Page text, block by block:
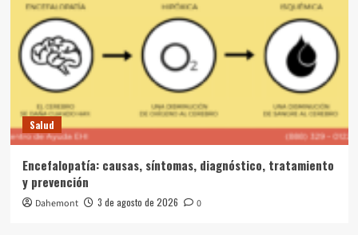
Salud
Encefalopatía: causas, síntomas, diagnóstico, tratamiento
y prevención
Dahemont 3 de agosto de 2026 0